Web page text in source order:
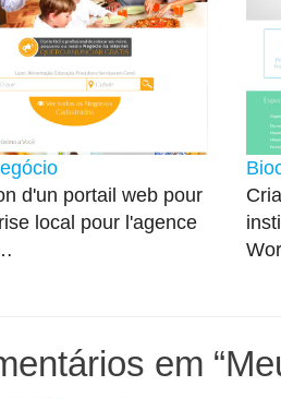
d'un portail web pour
local pour l'agence
em “